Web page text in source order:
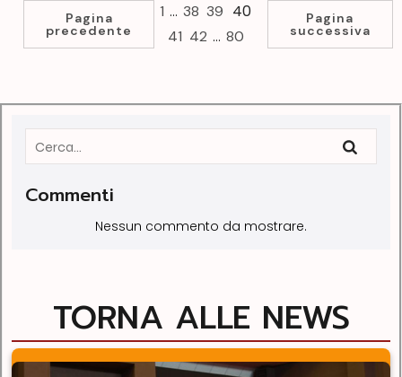
Pagina
precedente
1 … 38 39 40
41 42 … 80
Pagina
successiva
Commenti
Nessun commento da mostrare.
TORNA ALLE NEWS